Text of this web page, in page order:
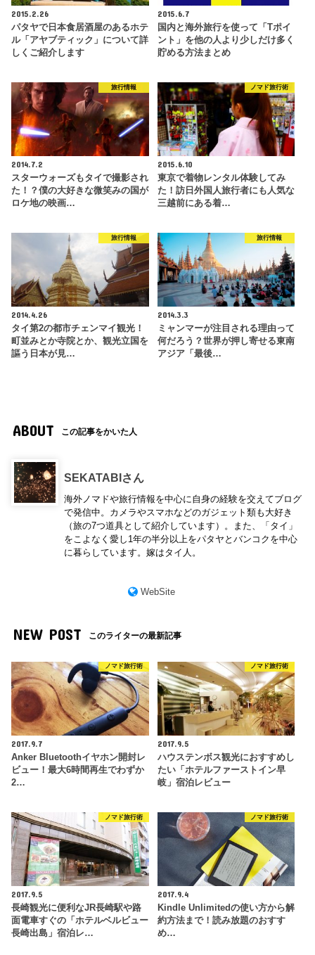
2015.2.26
パタヤで日本食居酒屋のあるホテ
ル「アヤブティック」について詳
しくご紹介します
2015.6.7
国内と海外旅行を使って「Tポイ
ント」を他の人より少しだけ多く
貯める方法まとめ
旅行情報
2014.7.2
スターウォーズもタイで撮影され
た！？僕の大好きな微笑みの国が
ロケ地の映画…
ノマド旅行術
2015.6.10
東京で着物レンタル体験してみ
た！訪日外国人旅行者にも人気な
三越前にある着…
旅行情報
2014.4.26
タイ第2の都市チェンマイ観光！
町並みとか寺院とか、観光立国を
謳う日本が見…
旅行情報
2014.3.3
ミャンマーが注目される理由って
何だろう？世界が押し寄せる東南
アジア「最後…
ABOUT この記事をかいた人
SEKATABIさん
海外ノマドや旅行情報を中心に自身の経験を交えてブログ
で発信中。カメラやスマホなどのガジェット類も大好き
（旅の7つ道具として紹介しています）。また、「タイ」
をこよなく愛し1年の半分以上をパタヤとバンコクを中心
に暮らしています。嫁はタイ人。
WebSite
NEW POST このライターの最新記事
ノマド旅行術
2017.9.7
Anker Bluetoothイヤホン開封レ
ビュー！最大6時間再生でわずか
2…
ノマド旅行術
2017.9.5
ハウステンボス観光におすすめし
たい「ホテルファーストイン早
岐」宿泊レビュー
ノマド旅行術
2017.9.5
長崎観光に便利なJR長崎駅や路
面電車すぐの「ホテルベルビュー
長崎出島」宿泊レ…
ノマド旅行術
2017.9.4
Kindle Unlimitedの使い方から解
約方法まで！読み放題のおすす
め…